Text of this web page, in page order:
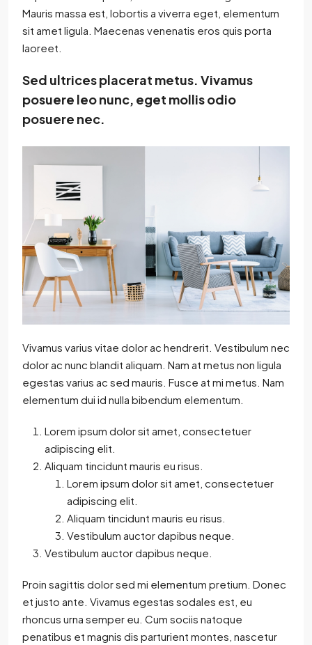
Mauris massa est, lobortis a viverra eget, elementum
sit amet ligula. Maecenas venenatis eros quis porta
laoreet.
Sed ultrices placerat metus. Vivamus
posuere leo nunc, eget mollis odio
posuere nec.
Vivamus varius vitae dolor ac hendrerit. Vestibulum nec
dolor ac nunc blandit aliquam. Nam at metus non ligula
egestas varius ac sed mauris. Fusce at mi metus. Nam
elementum dui id nulla bibendum elementum.
Lorem ipsum dolor sit amet, consectetuer
adipiscing elit.
Aliquam tincidunt mauris eu risus.
Lorem ipsum dolor sit amet, consectetuer
adipiscing elit.
Aliquam tincidunt mauris eu risus.
Vestibulum auctor dapibus neque.
Vestibulum auctor dapibus neque.
Proin sagittis dolor sed mi elementum pretium. Donec
et justo ante. Vivamus egestas sodales est, eu
rhoncus urna semper eu. Cum sociis natoque
penatibus et magnis dis parturient montes, nascetur